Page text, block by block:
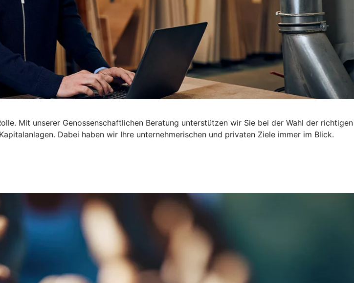
Mit unserer Genossenschaftlichen Beratung unterstützen wir Sie bei der Wahl der richtigen
Dabei haben wir Ihre unternehmerischen und privaten Ziele immer im Blick.